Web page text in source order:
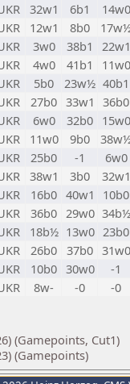
32w1 6b1
14w0
12w1 8b0
3w0 38b1
22w1
4w0 41b1
11w0
5b0 23w½ 40b1
27b0 33w1 36b0
6w0 32b0 15w0
11w0 9b0
25b0 -1
6w0
38w1 3b0
32w1
16b0 40w1
10b0
36b0 29w0 34b½
18b½ 13w0 23b0
26b0 37b0 31w0
10b0 30w0
-1
8w- -0
-0
(Gamepoints, Cut1)
(Gamepoints)